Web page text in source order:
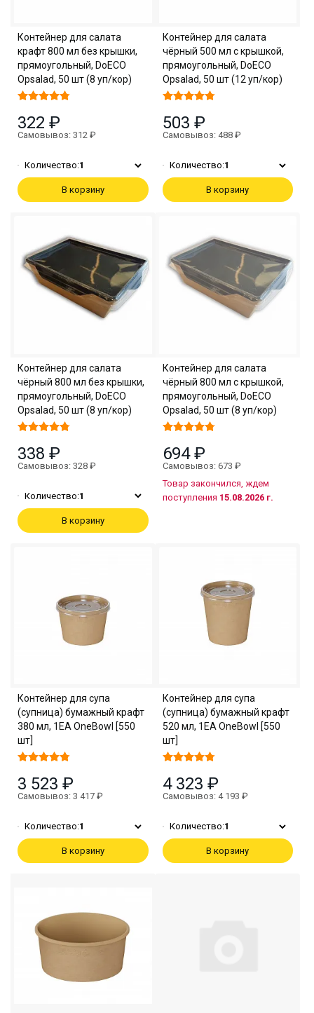
Контейнер для салата
крафт 800 мл без крышки,
прямоугольный, DoECO
Opsalad, 50 шт (8 уп/кор)
322 ₽
Самовывоз: 312 ₽
Количество:1
В корзину
Контейнер для салата
чёрный 500 мл с крышкой,
прямоугольный, DoECO
Opsalad, 50 шт (12 уп/кор)
503 ₽
Самовывоз: 488 ₽
Количество:1
В корзину
Контейнер для салата
чёрный 800 мл без крышки,
прямоугольный, DoECO
Opsalad, 50 шт (8 уп/кор)
338 ₽
Самовывоз: 328 ₽
Количество:1
В корзину
Контейнер для салата
чёрный 800 мл с крышкой,
прямоугольный, DoECO
Opsalad, 50 шт (8 уп/кор)
694 ₽
Самовывоз: 673 ₽
Товар закончился, ждем
поступления 15.08.2026 г.
Контейнер для супа
(супница) бумажный крафт
380 мл, 1EA OneBowl [550
шт]
3 523 ₽
Самовывоз: 3 417 ₽
Количество:1
В корзину
Контейнер для супа
(супница) бумажный крафт
520 мл, 1EA OneBowl [550
шт]
4 323 ₽
Самовывоз: 4 193 ₽
Количество:1
В корзину